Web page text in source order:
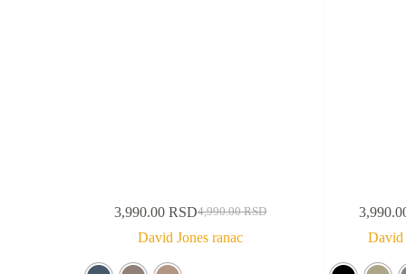
4,990.00RSD
3,990.00 RSD
David Jones ranac
David